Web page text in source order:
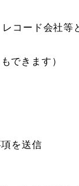
コード会社等
できます）
を送信